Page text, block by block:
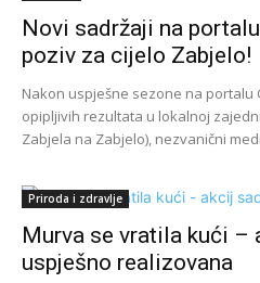
Novi sadržaji na
poziv za cijelo Zabjelo!
Nakon uspješne sezone na portalu
opipljivih rezultata u lokalnoj
Zabjela na Zabjelo), nezvanični
Priroda i zdravlje
Murva se vratila kući –
uspješno realizovana